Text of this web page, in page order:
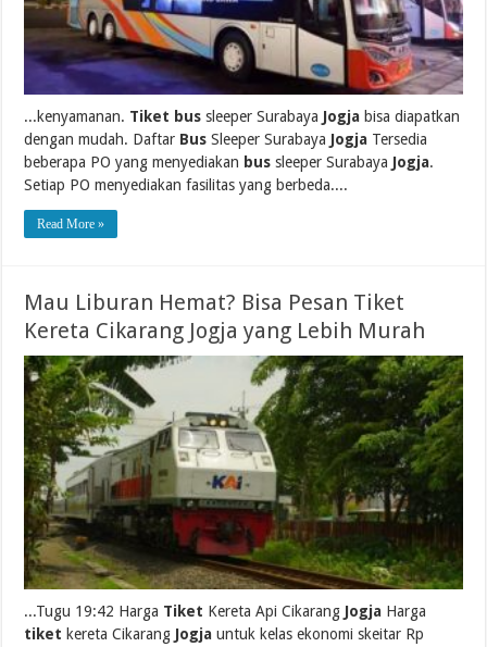
...kenyamanan. Tiket bus sleeper Surabaya Jogja bisa diapatkan
dengan mudah. Daftar Bus Sleeper Surabaya Jogja Tersedia
beberapa PO yang menyediakan bus sleeper Surabaya Jogja.
Setiap PO menyediakan fasilitas yang berbeda....
Read More »
Mau Liburan Hemat? Bisa Pesan Tiket
Kereta Cikarang Jogja yang Lebih Murah
...Tugu 19:42 Harga Tiket Kereta Api Cikarang Jogja Harga
tiket kereta Cikarang Jogja untuk kelas ekonomi skeitar Rp